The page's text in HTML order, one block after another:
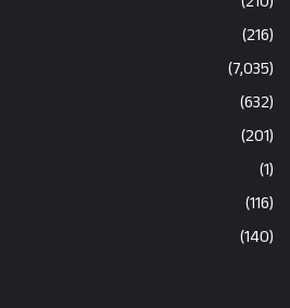
(216)
(7,035)
(632)
(201)
(1)
(116)
(140)